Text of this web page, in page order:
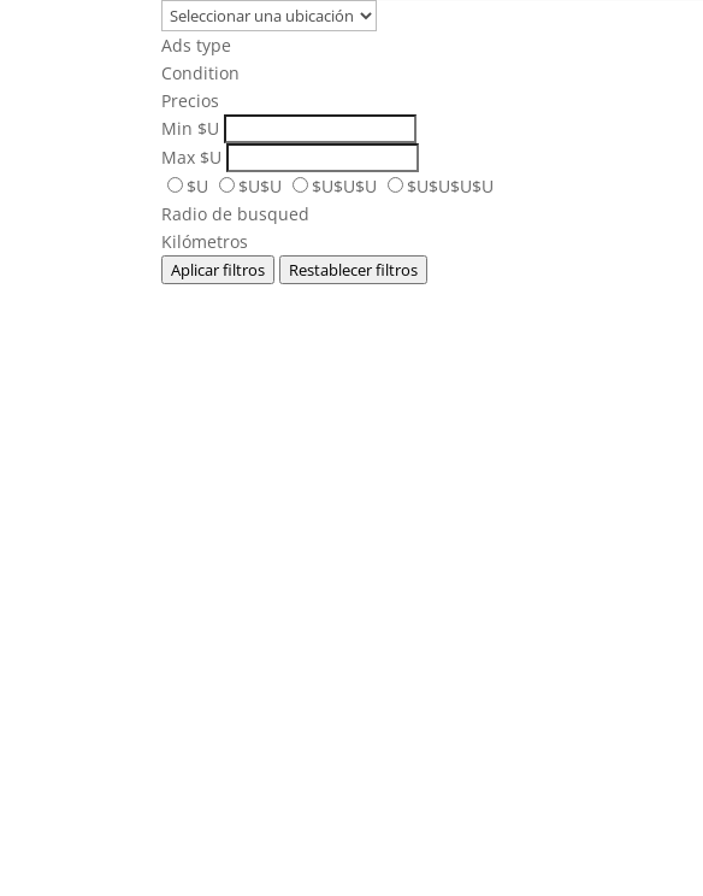
Ads type
Condition
Precios
Min $U
Max $U
$U
$U$U $U$U$U
$U$U$U$U
Radio de busqued
Kilómetros
Aplicar filtros Restablecer filtros